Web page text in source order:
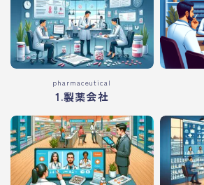
pharmaceutical
1.製薬会社